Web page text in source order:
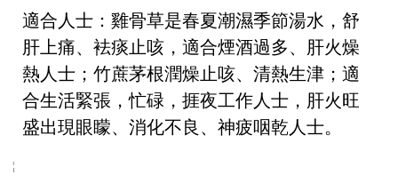
適合人士：雞骨草是春夏潮濕季節湯水，舒
肝上痛、袪痰止咳，適合煙酒過多、肝火燥
熱人士；竹蔗茅根潤燥止咳、清熱生津；適
合生活緊張，忙碌，捱夜工作人士，肝火旺
盛出現眼矇、消化不良、神疲咽乾人士。